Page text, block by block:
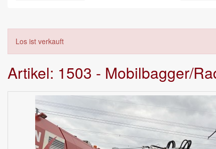
Los ist verkauft
Artikel: 1503 - Mobilbagger/